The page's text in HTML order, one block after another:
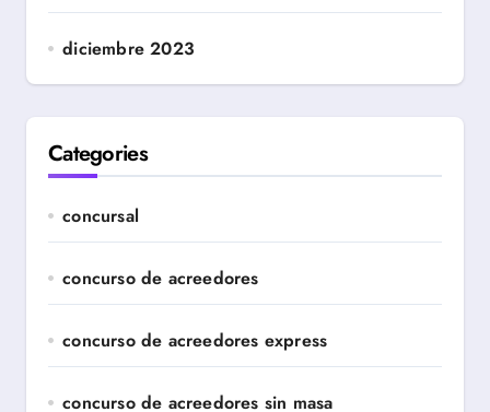
diciembre 2023
Categories
concursal
concurso de acreedores
concurso de acreedores express
concurso de acreedores sin masa